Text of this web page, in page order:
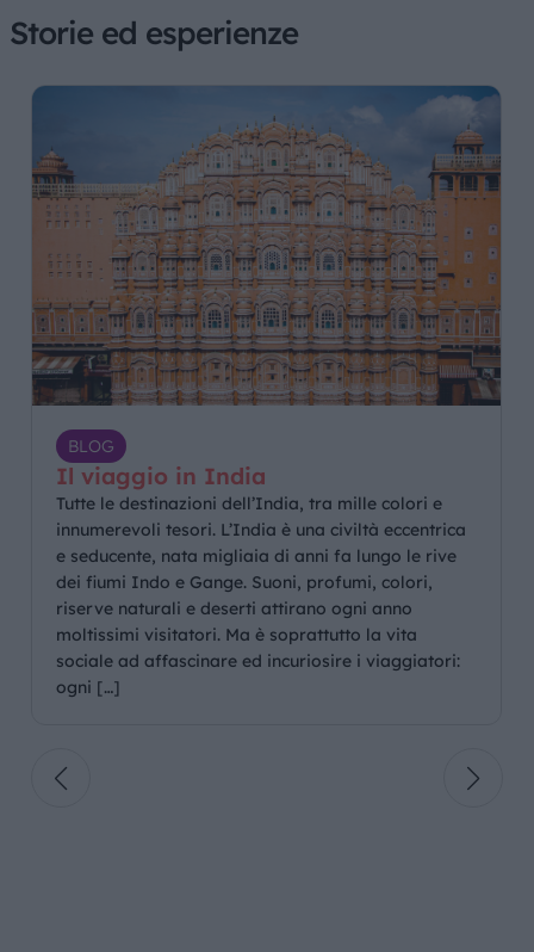
Storie ed esperienze
BLOG
Il viaggio in India
Tutte le destinazioni dell’India, tra mille colori e
innumerevoli tesori. L’India è una civiltà eccentrica
e seducente, nata migliaia di anni fa lungo le rive
dei fiumi Indo e Gange. Suoni, profumi, colori,
riserve naturali e deserti attirano ogni anno
moltissimi visitatori. Ma è soprattutto la vita
sociale ad affascinare ed incuriosire i viaggiatori:
ogni […]